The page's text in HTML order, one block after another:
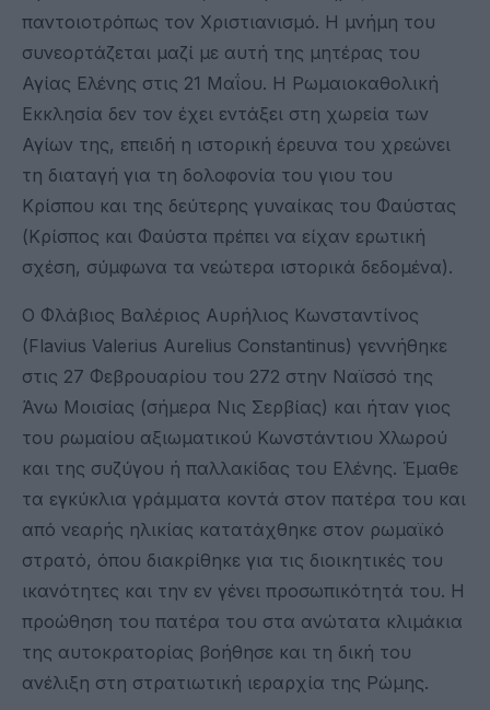
παντοιοτρόπως τον Χριστιανισμό. Η μνήμη του
συνεορτάζεται μαζί με αυτή της μητέρας του
Αγίας Ελένης στις 21 Μαΐου. Η Ρωμαιοκαθολική
Εκκλησία δεν τον έχει εντάξει στη χωρεία των
Αγίων της, επειδή η ιστορική έρευνα του χρεώνει
τη διαταγή για τη δολοφονία του γιου του
Κρίσπου και της δεύτερης γυναίκας του Φαύστας
(Κρίσπος και Φαύστα πρέπει να είχαν ερωτική
σχέση, σύμφωνα τα νεώτερα ιστορικά δεδομένα).
Ο Φλάβιος Βαλέριος Αυρήλιος Κωνσταντίνος
(Flavius Valerius Aurelius Constantinus) γεννήθηκε
στις 27 Φεβρουαρίου του 272 στην Ναϊσσό της
Άνω Μοισίας (σήμερα Νις Σερβίας) και ήταν γιος
του ρωμαίου αξιωματικού Κωνστάντιου Χλωρού
και της συζύγου ή παλλακίδας του Ελένης. Έμαθε
τα εγκύκλια γράμματα κοντά στον πατέρα του και
από νεαρής ηλικίας κατατάχθηκε στον ρωμαϊκό
στρατό, όπου διακρίθηκε για τις διοικητικές του
ικανότητες και την εν γένει προσωπικότητά του. Η
προώθηση του πατέρα του στα ανώτατα κλιμάκια
της αυτοκρατορίας βοήθησε και τη δική του
ανέλιξη στη στρατιωτική ιεραρχία της Ρώμης.